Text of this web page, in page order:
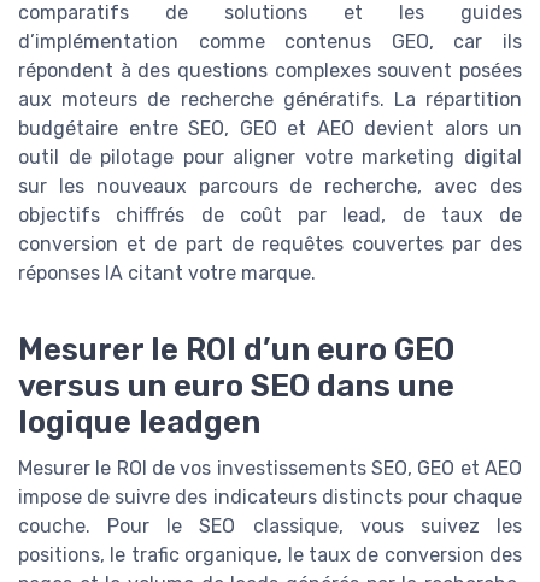
comparatifs de solutions et les guides
d’implémentation comme contenus GEO, car ils
répondent à des questions complexes souvent posées
aux moteurs de recherche génératifs. La répartition
budgétaire entre SEO, GEO et AEO devient alors un
outil de pilotage pour aligner votre marketing digital
sur les nouveaux parcours de recherche, avec des
objectifs chiffrés de coût par lead, de taux de
conversion et de part de requêtes couvertes par des
réponses IA citant votre marque.
Mesurer le ROI d’un euro GEO
versus un euro SEO dans une
logique leadgen
Mesurer le ROI de vos investissements SEO, GEO et AEO
impose de suivre des indicateurs distincts pour chaque
couche. Pour le SEO classique, vous suivez les
positions, le trafic organique, le taux de conversion des